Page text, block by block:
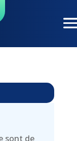
sont de